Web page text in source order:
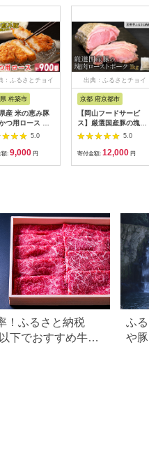
：ふるさとチョイ
ス
杵築市
産 米の恵み豚
つ用ロース 計
（450g×2p） 国
気 冷凍 豚肉 米
とんかつ ロー
5.0
額: 9,000 円
出典：ふるさとチョイ
ス
京都 府京都市
【岡山フードサービ
ス】厳選国産豚の塊肉
ローストポーク 1kg
｜低温調理 ロースト
ポーク 極上 人気 豚肉
5.0
寄付金額: 12,000 円
！ふるさと納税
下でおすすめ牛肉
ふ
や
城